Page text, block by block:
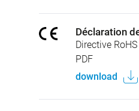
Déclaration
Directive RoHS
PDF
download